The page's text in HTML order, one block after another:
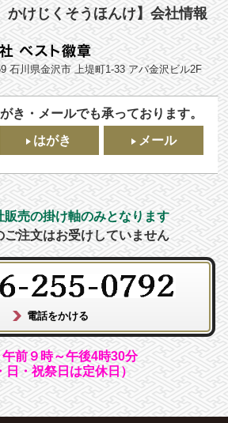
かけじくそうほんけ】会社情報
石川県金沢市 上堤町1-33 アパ金沢ビル2F
き・メールでも承っております。
はがき メール
販売の掛け軸のみとなります
注文はお受けしていません
前９時～午後4時30分
日・祝祭日は定休日）